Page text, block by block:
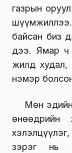
газрын
байсан биз
дээ. Ямар ч
жилд худал,
нэмэр
Мөн эдийн
өнөөдрийн
зэрэг нь